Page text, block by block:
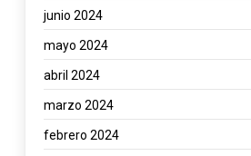
junio 2024
mayo 2024
abril 2024
marzo 2024
febrero 2024